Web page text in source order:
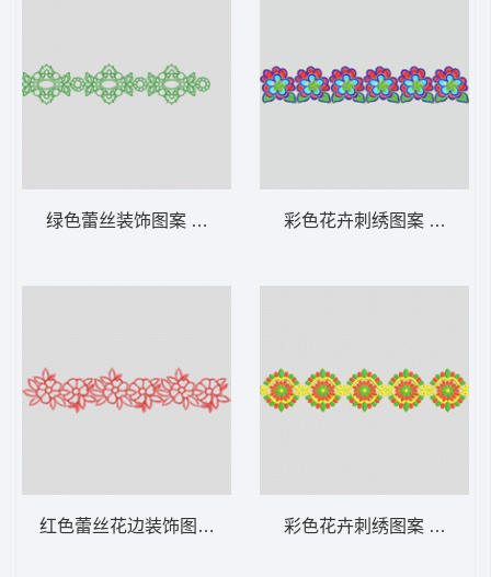
绿色蕾丝装饰图案 条带状 水溶条码网布花边
红色蕾丝花边装饰图案 条带状 水溶条码网布
彩色花卉刺绣图案 条带状
彩色花卉刺绣图案 条带状